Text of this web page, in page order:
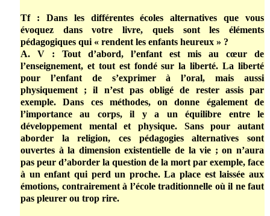
Tf : Dans les différentes écoles alternatives que vous
évoquez dans votre livre, quels sont les éléments
pédagogiques qui « rendent les enfants heureux » ?
A. V : Tout d’abord, l’enfant est mis au cœur de
l’enseignement, et tout est fondé sur la liberté. La liberté
pour l’enfant de s’exprimer à l’oral, mais aussi
physiquement ; il n’est pas obligé de rester assis par
exemple. Dans ces méthodes, on donne également de
l’importance au corps, il y a un équilibre entre le
développement mental et physique. Sans pour autant
aborder la religion, ces pédagogies alternatives sont
ouvertes à la dimension existentielle de la vie ; on n’aura
pas peur d’aborder la question de la mort par exemple, face
à un enfant qui perd un proche. La place est laissée aux
émotions, contrairement à l’école traditionnelle où il ne faut
pas pleurer ou trop rire.